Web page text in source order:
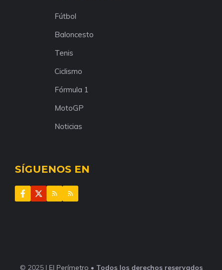
Fútbol
Baloncesto
Tenis
Ciclismo
Fórmula 1
MotoGP
Noticias
SÍGUENOS EN
© 2025 | El Perímetro • Todos los derechos reservados